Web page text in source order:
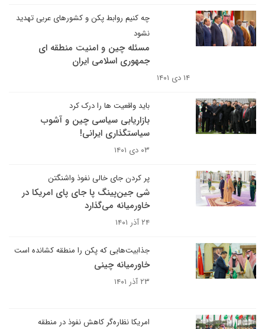
چه کنیم روابط پکن و کشورهای عربی تهدید
نشود
مسئله چین و امنیت منطقه ای
جمهوری اسلامی ایران
۱۴ دی ۱۴۰۱
باید واقعیت ها را درک کرد
بازاریابی سیاسی چین و آشوب
سیاستگذاری ایرانی!
۰۳ دی ۱۴۰۱
پر کردن جای خالی نفوذ واشنگتن
شی جین‌پینگ پا جای پای امریکا در
خاورمیانه می‌گذارد
۲۴ آذر ۱۴۰۱
جذابیت‌هایی که پکن را منطقه کشانده است
خاورمیانه چینی
۲۳ آذر ۱۴۰۱
امریکا نظاره‌گر کاهش نفوذ در منطقه